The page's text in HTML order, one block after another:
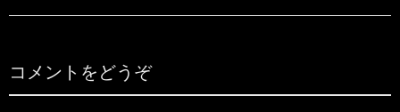
コメントをどうぞ